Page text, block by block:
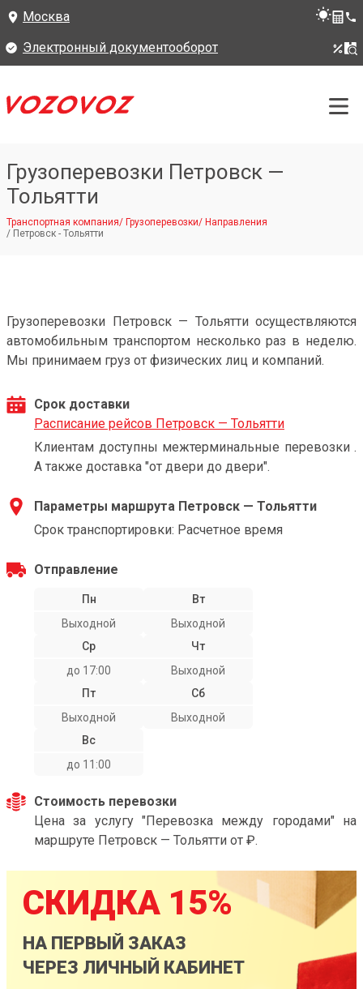
Москва
Электронный документооборот
Грузоперевозки Петровск —
Тольятти
Транспортная компания/ Грузоперевозки/ Направления
/ Петровск - Тольятти
Грузоперевозки Петровск — Тольятти осуществляются
автомобильным транспортом несколько раз в неделю.
Мы принимаем груз от физических лиц и компаний.
Срок доставки
Расписание рейсов Петровск — Тольятти
Клиентам доступны межтерминальные перевозки .
А также доставка "от двери до двери".
Параметры маршрута Петровск — Тольятти
Срок транспортировки: Расчетное время
Отправление
Пн
Выходной
Вт
Выходной
Ср
до 17:00
Чт
Выходной
Пт
Выходной
Сб
Выходной
Вс
до 11:00
Стоимость перевозки
Цена за услугу "Перевозка между городами" на
маршруте Петровск — Тольятти от ₽.
СКИДКА 15%
НА ПЕРВЫЙ ЗАКАЗ
ЧЕРЕЗ ЛИЧНЫЙ КАБИНЕТ